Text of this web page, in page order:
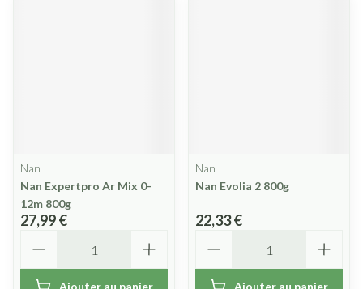
Nan
Nan Expertpro Ar Mix 0-
12m 800g
27,99 €
Ajouter au panier
Nan
Nan Evolia 2 800g
22,33 €
Ajouter au panier